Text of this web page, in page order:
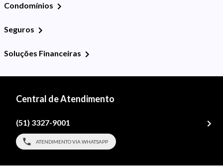
Condomínios
Seguros
Soluções Financeiras
Central de Atendimento
(51) 3327-9001
ATENDIMENTO VIA WHATSAPP